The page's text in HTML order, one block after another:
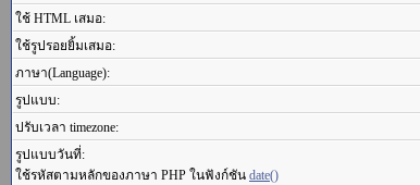
ใช้ HTML เสมอ:
ใช้รูปรอยยิ้มเสมอ:
ภาษา(Language):
รูปแบบ:
ปรับเวลา timezone:
รูปแบบวันที่:
ใช้รหัสตามหลักของภาษา PHP ในฟังก์ชัน date()